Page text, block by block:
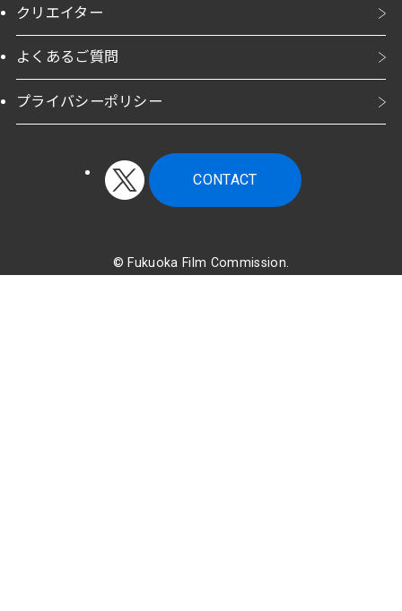
クリエイター
よくあるご質問
プライバシーポリシー
CONTACT
© Fukuoka Film Commission.